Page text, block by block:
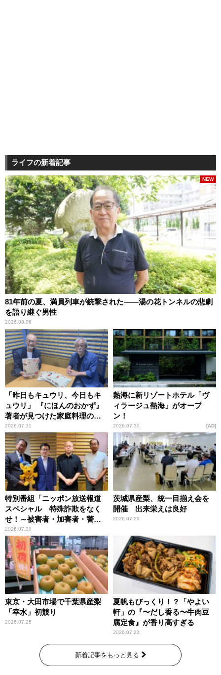
ライフの新着記事
81年前の夏、満員列車が銃撃された――湯の花トンネルの悲劇
を語り継ぐ男性
2026.08.06
NEW
「昨日もキュウリ、今日もキ
ュウリ」 『にほんのおかず』
著者が見つけた家庭料理の知
恵
2026.07.31
熱海に新リゾートホテル「ヴ
ィラージュ熱海」がオープ
ン！
2026.07.30 AD
特別番組「ニッポン放送報道
スペシャル 特殊詐欺をなく
せ！～被害者・加害者・警視
庁が語るトクリュウの実態
～」放送
2026.07.30
茨城県産梨、統一目揃え会を
開催 出来栄えは良好
2026.07.29
東京・大田市場で千葉県産梨
「幸水」初競り
2026.07.25
夏帆もびっくり！？「やよい
軒」の『〜だし香る〜牛肉豆
腐定食』が香り高すぎる
2026.07.23
新着記事をもっと見る